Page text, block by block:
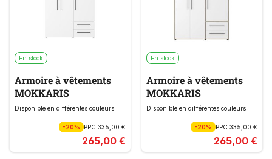
En stock
Armoire à vêtements
MOKKARIS
Disponible en différentes couleurs
-20% PPC 335,00 €
265,00 €
En stock
Armoire à vêtements
MOKKARIS
Disponible en différentes couleurs
-20% PPC335,00 €
265,00 €